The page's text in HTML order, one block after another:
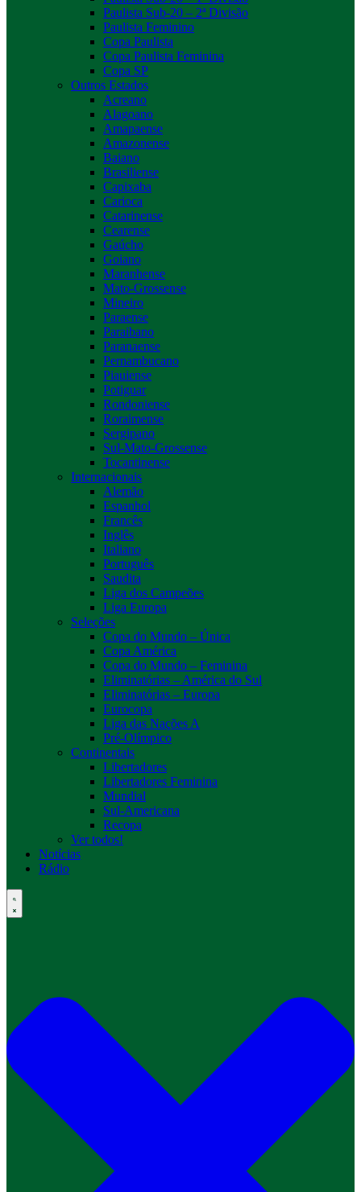
Paulista Sub-20 – 2ª Divisão
Paulista Feminino
Copa Paulista
Copa Paulista Feminina
Copa SP
Outros Estados
Acreano
Alagoano
Amapaense
Amazonense
Baiano
Brasiliense
Capixaba
Carioca
Catarinense
Cearense
Gaúcho
Goiano
Maranhense
Mato-Grossense
Mineiro
Paraense
Paraibano
Paranaense
Pernambucano
Piauiense
Potiguar
Rondoniense
Roraimense
Sergipano
Sul-Mato-Grossense
Tocantinense
Internacionais
Alemão
Espanhol
Francês
Inglês
Italiano
Português
Saudita
Liga dos Campeões
Liga Europa
Seleções
Copa do Mundo – Única
Copa América
Copa do Mundo – Feminina
Eliminatórias – América do Sul
Eliminatórias – Europa
Eurocopa
Liga das Nações A
Pré-Olímpico
Continentais
Libertadores
Libertadores Feminina
Mundial
Sul-Americana
Recopa
Ver todos!
Notícias
Rádio